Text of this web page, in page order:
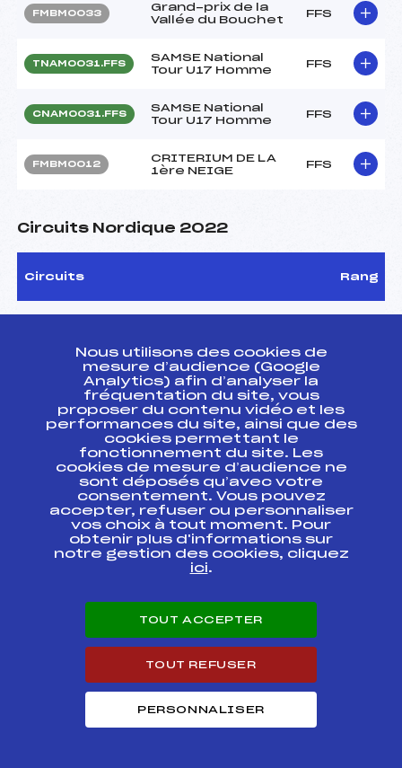
FMBM0033
Grand-prix de la
Vallée du Bouchet
FFS
TNAM0031.FFS
SAMSE National
Tour U17 Homme
FFS
CNAM0031.FFS
SAMSE National
Tour U17 Homme
FFS
FMBM0012
CRITERIUM DE LA
1ère NEIGE
FFS
Circuits Nordique 2022
Circuits Rang
SAMSE NATIONAL TOUR SAUT SPECIAL
U17 GARCONS
SAMSE NATIONAL TOUR COMBINE
NORDIQUE T.C HOMMES
18
SAMSE NATIONAL TOUR
COMBINE NORDIQUE U17 GARCONS
Résultats Nordique 2021
Course
SAMSE CN U17
TNAM0222.FFS
U17 HOMMES
NATIONAL
FFS
SAMSE SUMMER
Nous utilisons des cookies de
mesure d’audience (Google
Analytics) afin d’analyser la
fréquentation du site, vous
proposer du contenu vidéo et les
performances du site, ainsi que des
cookies permettant le
fonctionnement du site. Les
cookies de mesure d’audience ne
sont déposés qu’avec votre
consentement. Vous pouvez
accepter, refuser ou personnaliser
vos choix à tout moment. Pour
obtenir plus d'informations sur
notre gestion des cookies, cliquez
ici.
TOUT ACCEPTER
TOUT REFUSER
PERSONNALISER